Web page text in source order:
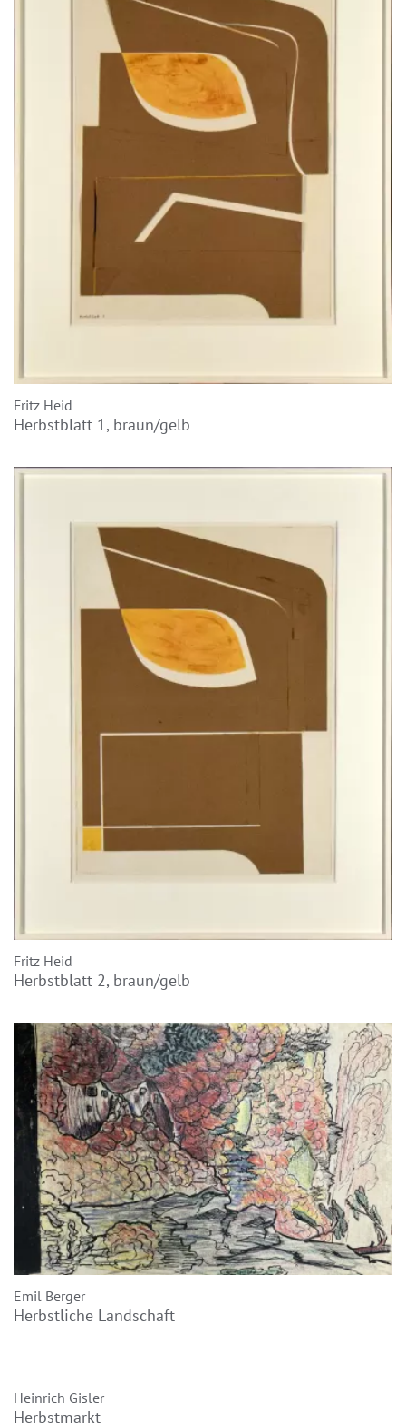
Fritz Heid
Herbstblatt 1, braun/gelb
Fritz Heid
Herbstblatt 2, braun/gelb
Emil Berger
Herbstliche Landschaft
Heinrich Gisler
Herbstmarkt